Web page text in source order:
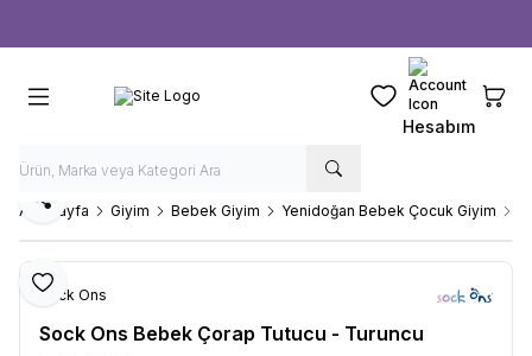
Favorilerim
Hesabım
Ana Sayfa Giyim Bebek Giyim Yenidoğan Bebek Çocuk Giyim
Favoriye Ekle
Paylaş
Sock Ons
Sock Ons Bebek Çorap Tutucu - Turuncu